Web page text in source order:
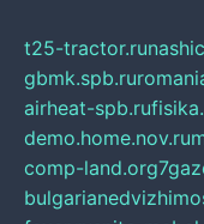
t25-tractor.ru
gbmk.spb.ru
airheat-spb.ru
demo.home.nov.ru
comp-land.org